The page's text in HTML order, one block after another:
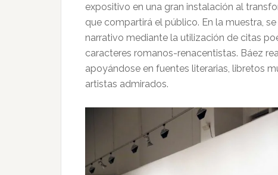
expositivo en una gran instalación al
que compartirá el público. En la muestra,
narrativo mediante la utilización de citas
caracteres romanos-renacentistas. Báez
apoyándose en fuentes literarias, libretos
artistas admirados.